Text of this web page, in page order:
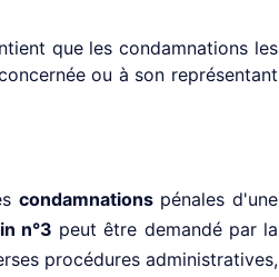
que les condamnations les
ou à son représentant
condamnationspénales d'une
n°3 peut être demandé par la
procédures administratives,